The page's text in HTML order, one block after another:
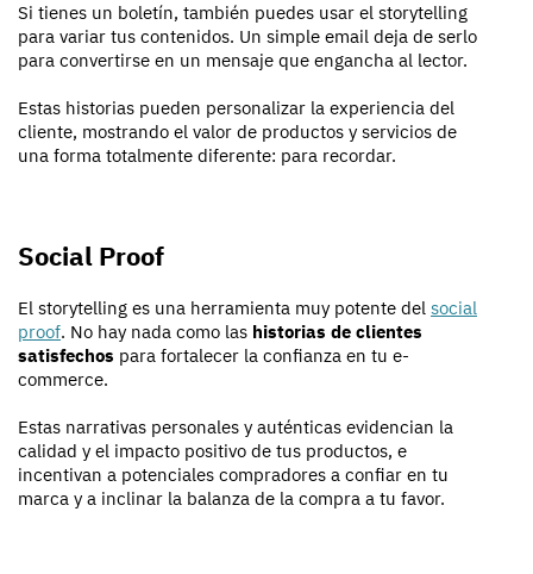
Si tienes un boletín, también puedes usar el storytelling
para variar tus contenidos. Un simple email deja de serlo
para convertirse en un mensaje que engancha al lector.
Estas historias pueden personalizar la experiencia del
cliente, mostrando el valor de productos y servicios de
una forma totalmente diferente: para recordar.
Social Proof
El storytelling es una herramienta muy potente del social
proof. No hay nada como las historias de clientes
satisfechos para fortalecer la confianza en tu e-
commerce.
Estas narrativas personales y auténticas evidencian la
calidad y el impacto positivo de tus productos, e
incentivan a potenciales compradores a confiar en tu
marca y a inclinar la balanza de la compra a tu favor.